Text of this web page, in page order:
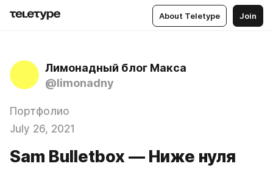
About Teletype Join
Лимонадный блог Макса
@limonadny
Портфолио
July 26, 2021
Sam Bulletbox — Ниже нуля